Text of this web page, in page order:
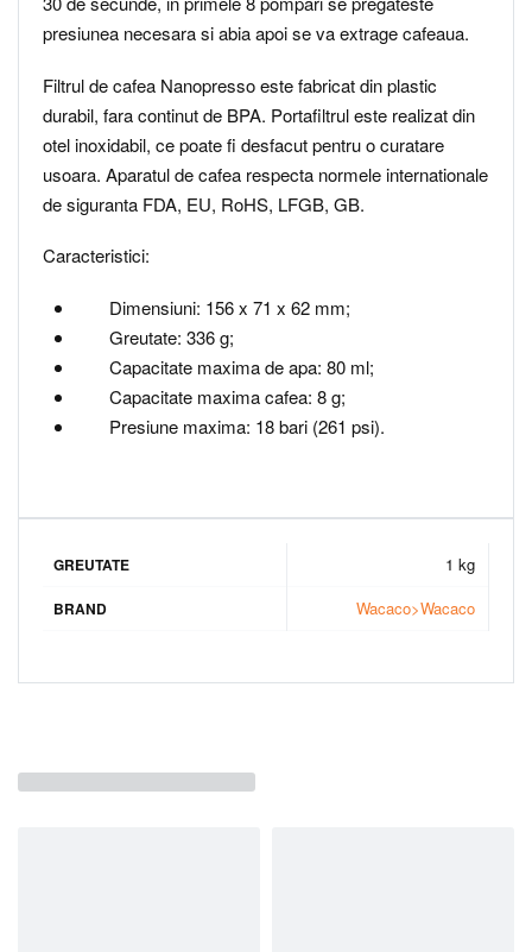
presiunea necesara si abia apoi se va extrage cafeaua.
Filtrul de cafea Nanopresso este fabricat din plastic
durabil, fara continut de BPA. Portafiltrul este realizat din
otel inoxidabil, ce poate fi desfacut pentru o curatare
usoara. Aparatul de cafea respecta normele internationale
de siguranta FDA, EU, RoHS, LFGB, GB.
Caracteristici:
Dimensiuni: 156 x 71 x 62 mm;
Greutate: 336 g;
Capacitate maxima de apa: 80 ml;
Capacitate maxima cafea: 8 g;
Presiune maxima: 18 bari (261 psi).
GREUTATE 1 kg
BRAND Wacaco>Wacaco